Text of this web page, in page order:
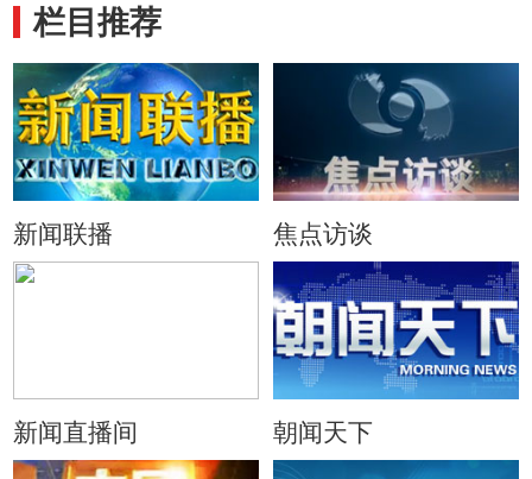
栏目推荐
新闻联播 焦点访谈
新闻直播间 朝闻天下